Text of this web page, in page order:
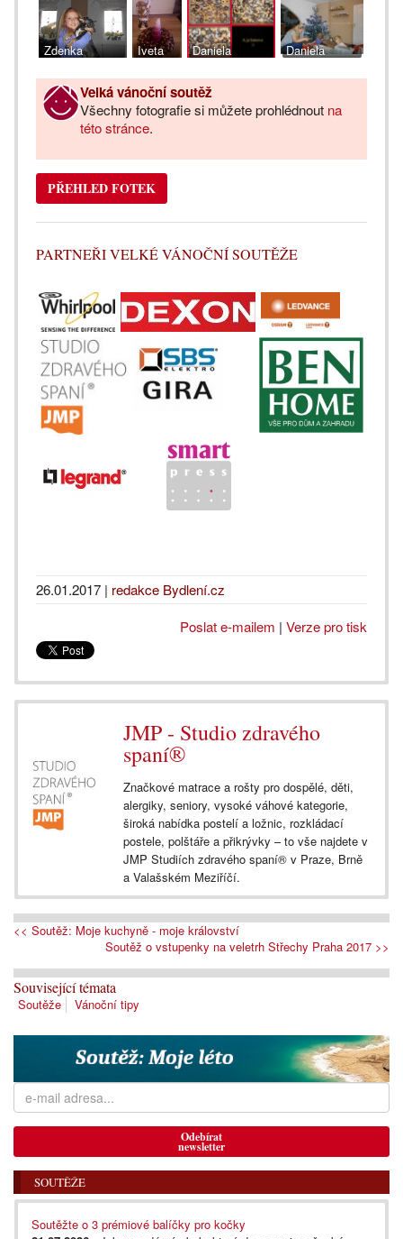
Zdenka
Iveta
Daniela
Daniela
Velká vánoční soutěž
Všechny fotografie si můžete prohlédnout na
této stránce.
PŘEHLED FOTEK
PARTNEŘI VELKÉ VÁNOČNÍ SOUTĚŽE
26.01.2017 | redakce Bydlení.cz
Poslat e-mailem | Verze pro tisk
JMP - Studio zdravého
spaní®
Značkové matrace a rošty pro dospělé, děti,
alergiky, seniory, vysoké váhové kategorie,
široká nabídka postelí a ložnic, rozkládací
postele, polštáře a přikrývky – to vše najdete v
JMP Studiích zdravého spaní® v Praze, Brně
a Valašském Meziříčí.
<< Soutěž: Moje kuchyně - moje království
Soutěž o vstupenky na veletrh Střechy Praha 2017 >>
Související témata
Soutěže Vánoční tipy
Odebírat
newsletter
SOUTĚŽE
Soutěžte o 3 prémiové balíčky pro kočky